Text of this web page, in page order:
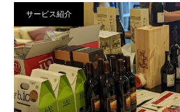
サービス紹介